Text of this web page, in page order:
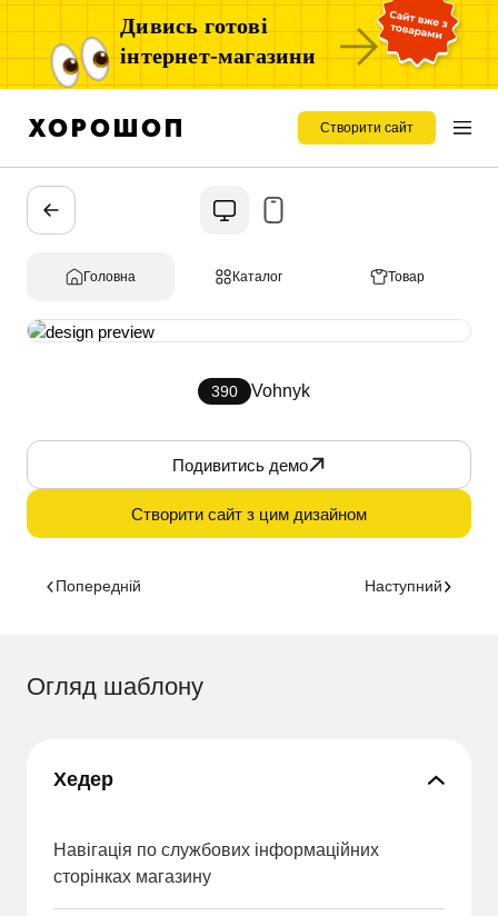
Дивись готові
інтернет-магазини
Створити сайт
Головна Каталог Товар
390 Vohnyk
Подивитись демо
Створити сайт з цим дизайном
Попередній Наступний
Огляд шаблону
Хедер
Навігація по службових інформаційних
сторінках магазину